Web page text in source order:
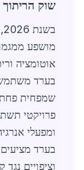
שוק הריתוך
בשנת 2026, שוק
מושפע
בערד
שמפחית פחת
פרויקטי
ומפעלי
בערד